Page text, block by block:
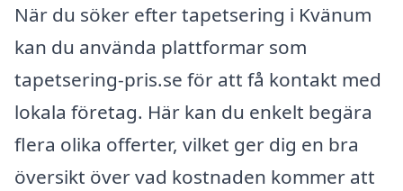
När du söker efter tapetsering i Kvänum
kan du använda plattformar som
tapetsering-pris.se för att få kontakt med
lokala företag. Här kan du enkelt begära
flera olika offerter, vilket ger dig en bra
översikt över vad kostnaden kommer att